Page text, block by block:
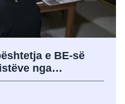
e BE-së
nga…